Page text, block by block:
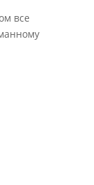
все